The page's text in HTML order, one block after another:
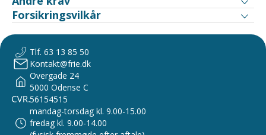
Forsikringsvilkår
Tlf. 63 13 85 50
Kontakt@frie.dk
Overgade 24
5000 Odense C
56154515
mandag-torsdag kl. 9.00-15.00
fredag kl. 9.00-14.00